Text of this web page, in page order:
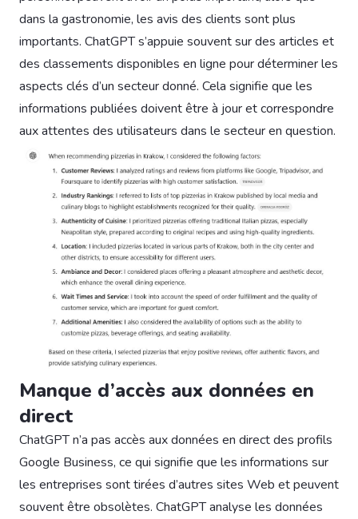
dans la gastronomie, les avis des clients sont plus
importants. ChatGPT s’appuie souvent sur des articles et
des classements disponibles en ligne pour déterminer les
aspects clés d’un secteur donné. Cela signifie que les
informations publiées doivent être à jour et correspondre
aux attentes des utilisateurs dans le secteur en question.
Manque d’accès aux données en
direct
ChatGPT n’a pas accès aux données en direct des profils
Google Business, ce qui signifie que les informations sur
les entreprises sont tirées d’autres sites Web et peuvent
souvent être obsolètes. ChatGPT analyse les données